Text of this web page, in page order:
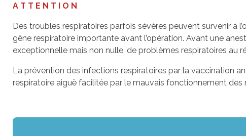
A T T E N T I O N
Des troubles respiratoires parfois sévères peuvent survenir à
gêne respiratoire importante avant l’opération. Avant une
exceptionnelle mais non nulle, de problèmes respiratoires au
La prévention des infections respiratoires par la vaccination
respiratoire aiguë facilitée par le mauvais fonctionnement des